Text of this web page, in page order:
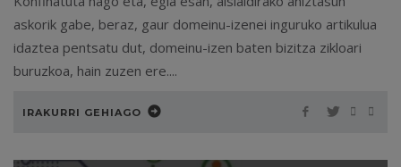
askorik gabe, beraz, gaur domeinu-izenei inguruko artikulua
idaztea pentsatu dut, domeinu-izen baten bizitza zikloari
buruzkoa, hain zuzen ere....
IRAKURRI GEHIAGO